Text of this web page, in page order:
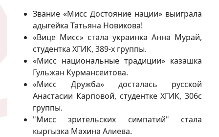
Звание «Мисс Достояние нации» выиграла
адыгейка Татьяна Новикова!
«Вице Мисс» стала украинка Анна Мурай,
студентка ХГИК, 389-х группы.
«Мисс национальные традиции» казашка
Гульжан Курмансеитова.
«Мисс Дружба» досталась русской
Анастасии Карповой, студентке ХГИК, 306с
группы.
"Мисс зрительских симпатий" стала
кыргызка Махина Алиева.